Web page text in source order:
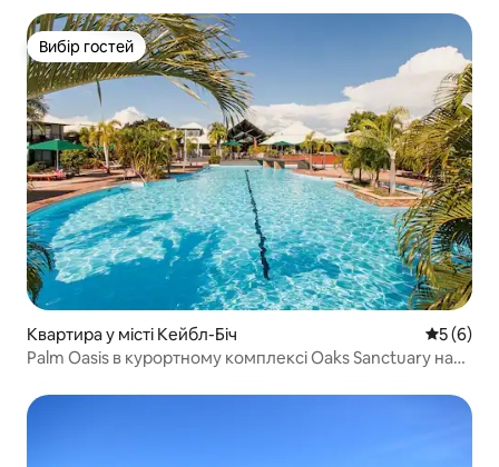
Вибір гостей
Вибір гостей
Квартира у місті Кейбл-Біч Середня
5 (6)
Palm Oasis в курортному комплексі Oaks Sanctuary на